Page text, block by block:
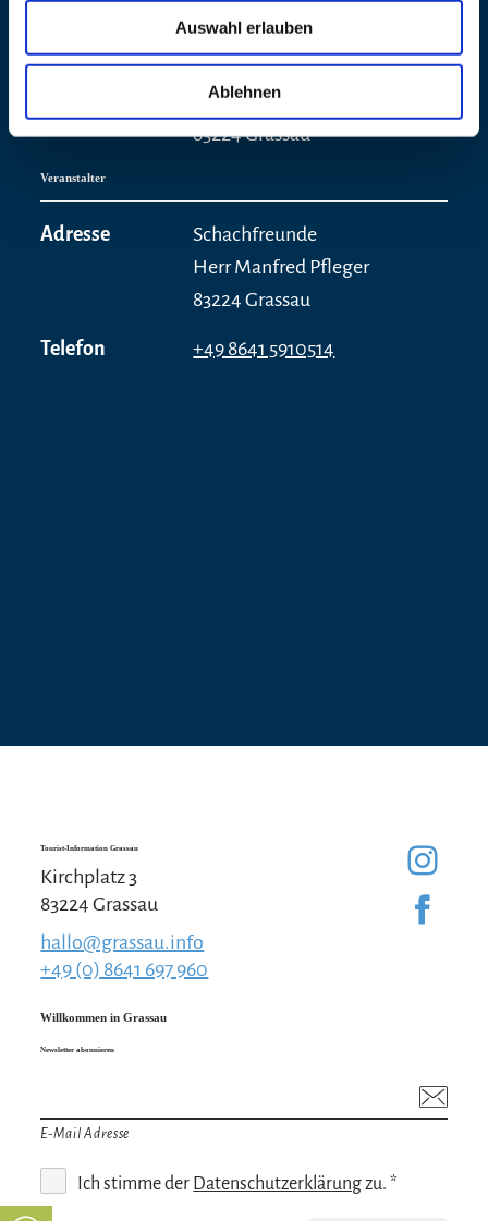
Auswahl erlauben
Ablehnen
Adresse
Schulturnhalle Grassau
Birkenweg 20
83224 Grassau
Veranstalter
Adresse
Schachfreunde
Herr Manfred Pfleger
83224 Grassau
Telefon +49 8641 5910514
Willkommen in Grassau
Newsletter abonnieren
E-Mail Adresse
Ich stimme der Datenschutzerklärungzu. *
Tourist-Information Grassau
Kirchplatz 3
83224 Grassau
hallo@grassau.info
+49 (0) 8641 697 960